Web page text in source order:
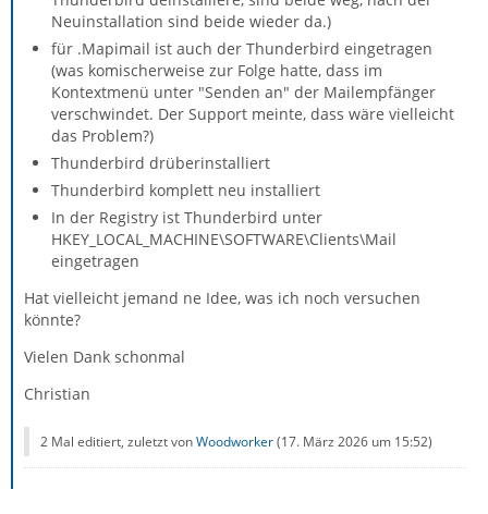
Neuinstallation sind beide wieder da.)
für .Mapimail ist auch der Thunderbird eingetragen
(was komischerweise zur Folge hatte, dass im
Kontextmenü unter "Senden an" der Mailempfänger
verschwindet. Der Support meinte, dass wäre vielleicht
das Problem?)
Thunderbird drüberinstalliert
Thunderbird komplett neu installiert
In der Registry ist Thunderbird unter
HKEY_LOCAL_MACHINE\SOFTWARE\Clients\Mail
eingetragen
Hat vielleicht jemand ne Idee, was ich noch versuchen
könnte?
Vielen Dank schonmal
Christian
2 Mal editiert, zuletzt vonWoodworker(17. März 2026 um 15:52)